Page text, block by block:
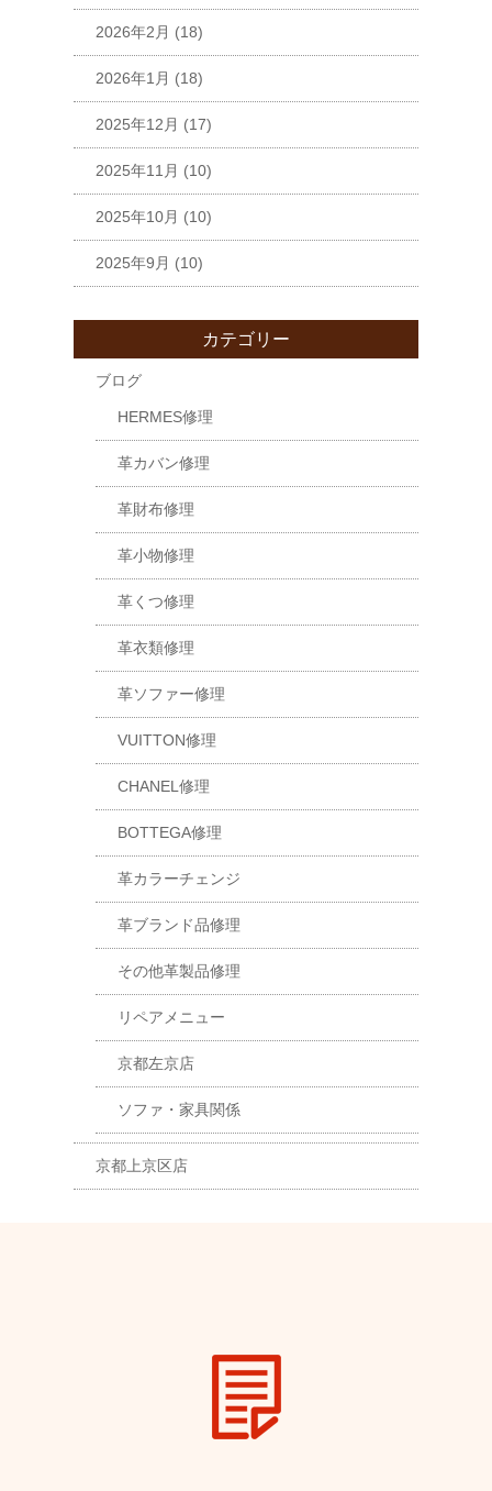
2026年2月 (18)
2026年1月 (18)
2025年12月 (17)
2025年11月 (10)
2025年10月 (10)
2025年9月 (10)
カテゴリー
ブログ
HERMES修理
革カバン修理
革財布修理
革小物修理
革くつ修理
革衣類修理
革ソファー修理
VUITTON修理
CHANEL修理
BOTTEGA修理
革カラーチェンジ
革ブランド品修理
その他革製品修理
リペアメニュー
京都左京店
ソファ・家具関係
京都上京区店